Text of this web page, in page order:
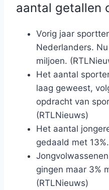
aantal getallen
Vorig jaar
Nederlanders.
miljoen.
Het aantal
laag geweest,
opdracht van
(RTLNieuws)
Het aantal
gedaald met
gingen maar 3%
(RTLNieuws)